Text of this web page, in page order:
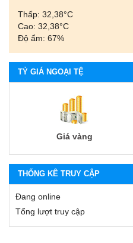
Thấp: 32,38°С
Cao: 32,38°С
Độ ẩm: 67%
TỶ GIÁ NGOẠI TỆ
Giá vàng
THỐNG KÊ TRUY CẬP
Đang online
Tổng lượt truy cập